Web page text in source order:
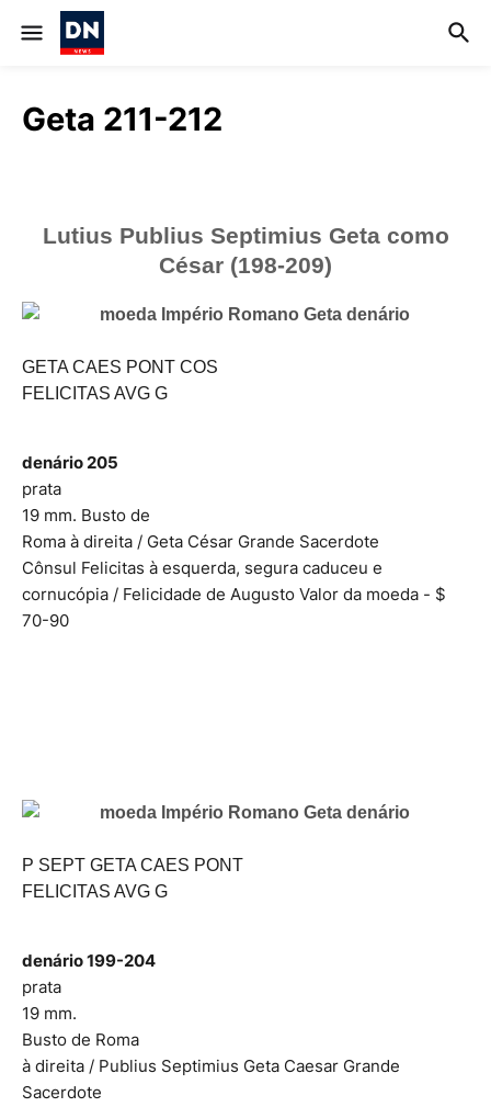
Geta 211-212
Lutius Publius Septimius Geta como
César (198-209)
GETA CAES PONT COS
FELICITAS AVG G
denário 205
prata
19 mm. Busto de
Roma à direita / Geta César Grande Sacerdote
Cônsul Felicitas à esquerda, segura caduceu e
cornucópia / Felicidade de Augusto Valor da moeda - $
70-90
P SEPT GETA CAES PONT
FELICITAS AVG G
denário 199-204
prata
19 mm.
Busto de Roma
à direita / Publius Septimius Geta Caesar Grande
Sacerdote